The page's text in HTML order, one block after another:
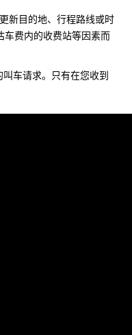
新目的地、行程路线或时
车费内的收费站等因素而
车请求。只有在您收到